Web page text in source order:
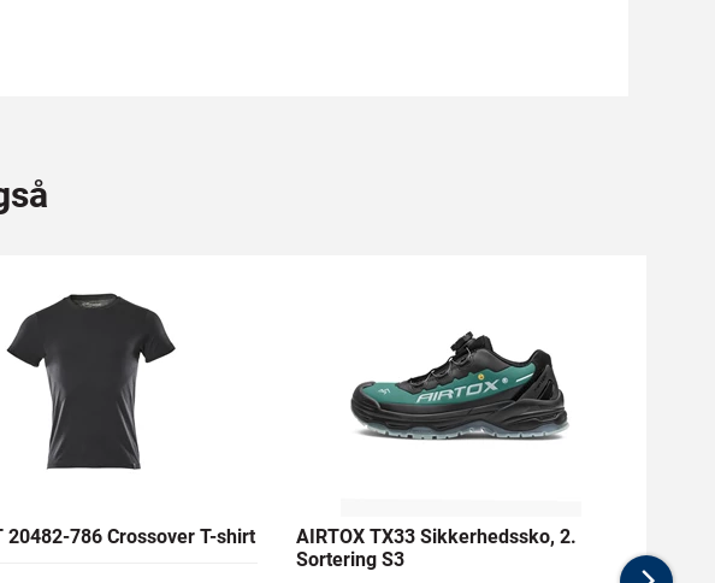
20482-786 Crossover T-shirt
AIRTOX TX33 Sikkerhedssko, 2.
Sortering S3
T-